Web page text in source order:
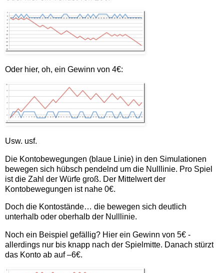
Oder hier, oh, ein Gewinn von 4€:
Usw. usf.
Die Kontobewegungen (blaue Linie) in den Simulationen
bewegen sich hübsch pendelnd um die Nulllinie. Pro Spiel
ist die Zahl der Würfe groß. Der Mittelwert der
Kontobewegungen ist nahe 0€.
Doch die Kontostände… die bewegen sich deutlich
unterhalb oder oberhalb der Nulllinie.
Noch ein Beispiel gefällig? Hier ein Gewinn von 5€ -
allerdings nur bis knapp nach der Spielmitte. Danach stürzt
das Konto ab auf –6€.